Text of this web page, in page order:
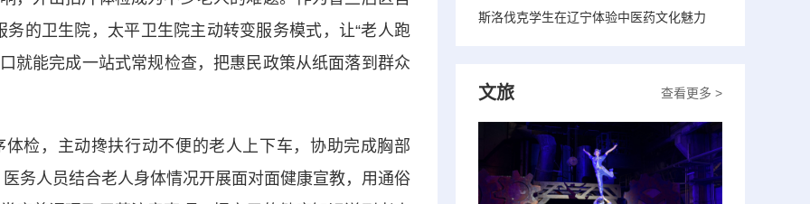
的卫生院，太平卫生院主动转变服务模式，让“老人跑
就能完成一站式常规检查，把惠民政策从纸面落到群众
，主动搀扶行动不便的老人上下车，协助完成胸部
务人员结合老人身体情况开展面对面健康宣教，用通俗
斯洛伐克学生在辽宁体验中医药文化魅力
查看更多 >
文旅